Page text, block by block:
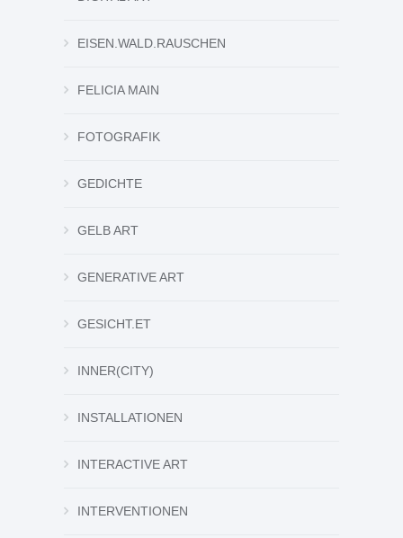
EISEN.WALD.RAUSCHEN
FELICIA MAIN
FOTOGRAFIK
GEDICHTE
GELB ART
GENERATIVE ART
GESICHT.ET
INNER(CITY)
INSTALLATIONEN
INTERACTIVE ART
INTERVENTIONEN